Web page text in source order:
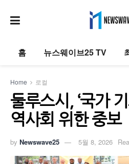
홈 뉴스웨이브25 TV
Home 로컬
둘루스시, ‘국가
역사회 위한 중보
by Newswave25 5월 8, 2026